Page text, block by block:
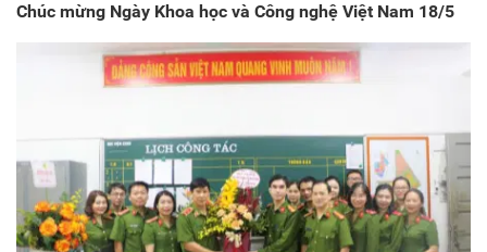
Chúc mừng Ngày Khoa học và Công nghệ Việt Nam 18/5